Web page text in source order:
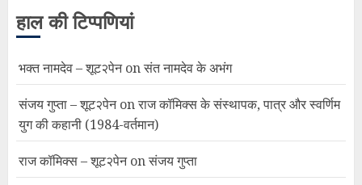
हाल की टिप्पणियां
भक्त नामदेव – शूट२पेनonसंत नामदेव के अभंग
संजय गुप्ता – शूट२पेनonराज कॉमिक्स के संस्थापक, पात्र और स्वर्णिम
युग की कहानी (1984-वर्तमान)
राज कॉमिक्स – शूट२पेनonसंजय गुप्ता